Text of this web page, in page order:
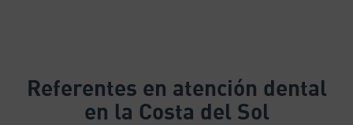
Referentes en atención dental
en la Costa del Sol